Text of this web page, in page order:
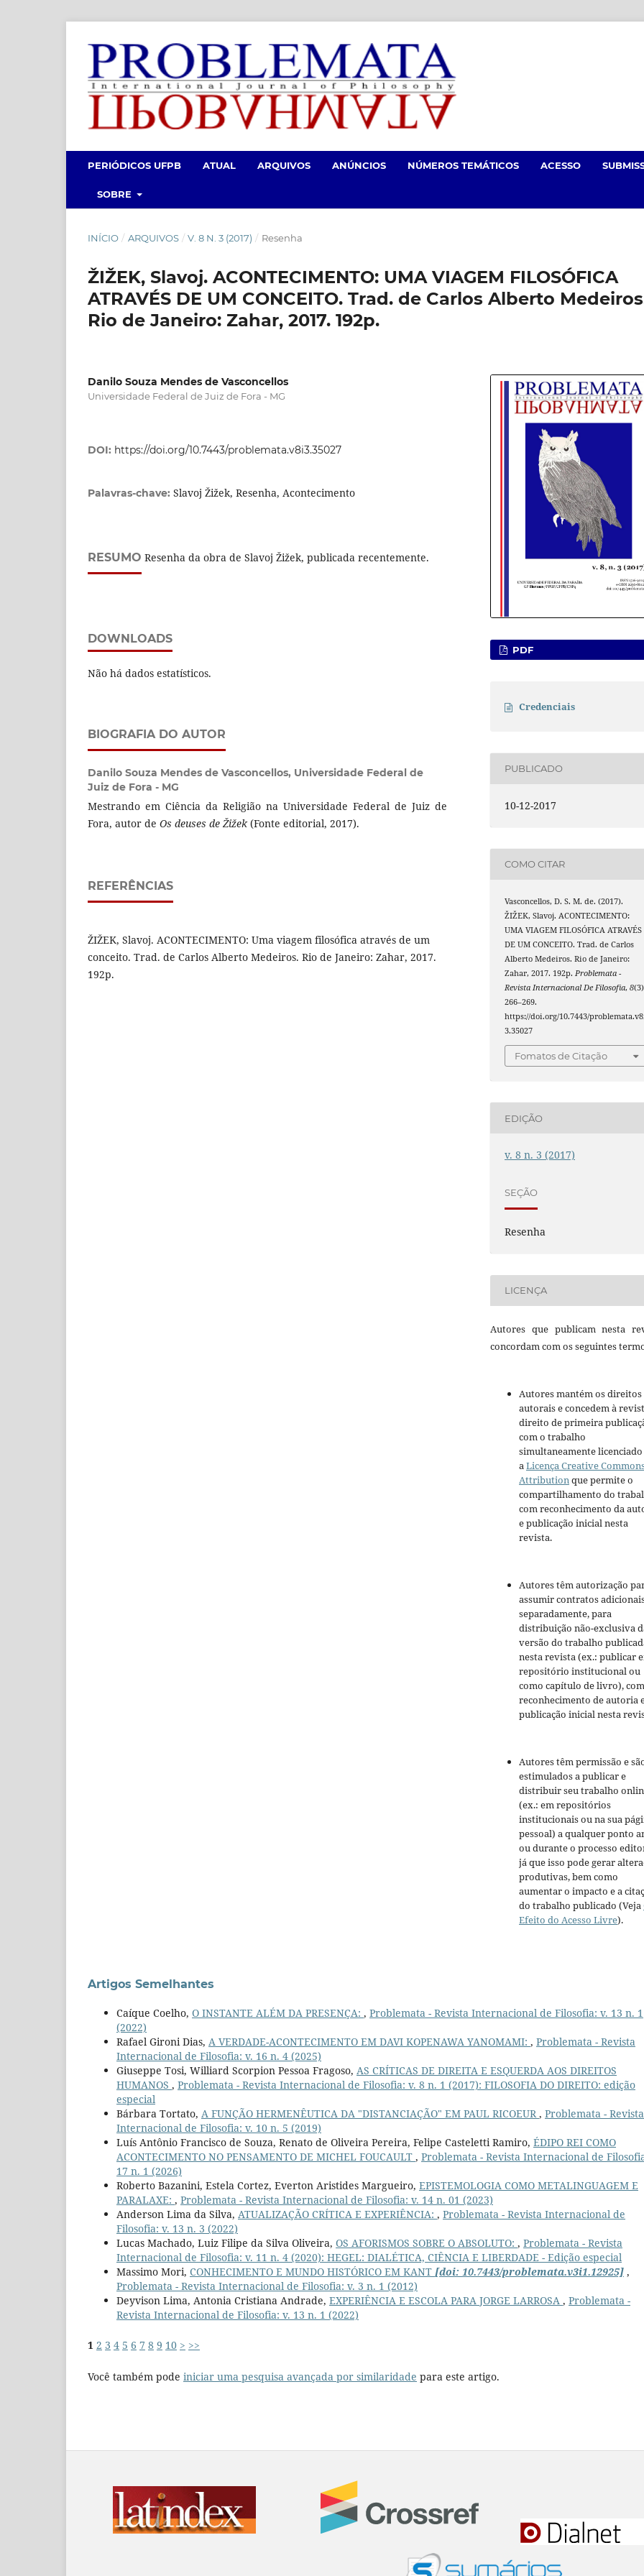
PERIÓDICOS UFPB ATUAL ARQUIVOS ANÚNCIOS NÚMEROS TEMÁTICOS ACESSO
SOBRE
INÍCIO / ARQUIVOS / V. 8 N. 3 (2017) / Resenha
ŽIŽEK, Slavoj. ACONTECIMENTO: UMA VIAGEM FILOSÓFICA
ATRAVÉS DE UM CONCEITO. Trad. de Carlos Alberto
Rio de Janeiro: Zahar, 2017. 192p.
Danilo Souza Mendes de Vasconcellos
Universidade Federal de Juiz de Fora - MG
DOI: https://doi.org/10.7443/problemata.v8i3.35027
Palavras-chave: Slavoj Žižek, Resenha, Acontecimento
RESUMO Resenha da obra de Slavoj Žižek, publicada recentemente.
DOWNLOADS
Não há dados estatísticos.
BIOGRAFIA DO AUTOR
Danilo Souza Mendes de Vasconcellos, Universidade Federal de
Juiz de Fora - MG
Mestrando em Ciência da Religião na Universidade Federal de Juiz de
Fora, autor de Os deuses de Žižek(Fonte editorial, 2017).
REFERÊNCIAS
ŽIŽEK, Slavoj. ACONTECIMENTO: Uma viagem filosófica através de um
conceito. Trad. de Carlos Alberto Medeiros. Rio de Janeiro: Zahar, 2017.
192p.
PDF
Credenciais
PUBLICADO
10-12-2017
COMO CITAR
Vasconcellos, D. S. M. de. (2017).
ŽIŽEK, Slavoj. ACONTECIMENTO:
UMA VIAGEM FILOSÓFICA ATRAVÉS
DE UM CONCEITO. Trad. de Carlos
Alberto Medeiros. Rio de Janeiro:
Zahar, 2017. 192p.Problemata -
Revista Internacional De Filosofia,8
266–269.
https://doi.org/10.7443/
3.35027
Fomatos de Citação
EDIÇÃO
v. 8 n. 3 (2017)
SEÇÃO
Resenha
LICENÇA
Autores que publicam nesta
concordam com os seguintes
Autores mantém os direitos
autorais e concedem à
direito de primeira
com o trabalho
simultaneamente
a Licença Creative
Attribution que permite o
compartilhamento do
com reconhecimento da
e publicação inicial nesta
revista.
Autores têm autorização
assumir contratos
separadamente, para
distribuição não-exclusiva
versão do trabalho
nesta revista (ex.: publicar
repositório institucional ou
como capítulo de livro), com
reconhecimento de autoria
publicação inicial nesta
Autores têm permissão e
estimulados a publicar e
distribuir seu trabalho
(ex.: em repositórios
institucionais ou na sua
pessoal) a qualquer ponto
ou durante o processo
já que isso pode gerar
produtivas, bem como
aumentar o impacto e a
do trabalho publicado (Veja
Efeito do Acesso Livre).
Artigos Semelhantes
Caíque Coelho, O INSTANTE ALÉM DA PRESENÇA: , Problemata - Revista Internacional de Filosofia: v. 13 n. 1
(2022)
Rafael Gironi Dias, A VERDADE-ACONTECIMENTO EM DAVI KOPENAWA YANOMAMI: , Problemata - Revista
Internacional de Filosofia: v. 16 n. 4 (2025)
Giuseppe Tosi, Williard Scorpion Pessoa Fragoso, AS CRÍTICAS DE DIREITA E ESQUERDA AOS DIREITOS
HUMANOS , Problemata - Revista Internacional de Filosofia: v. 8 n. 1 (2017): FILOSOFIA DO DIREITO: edição
especial
Bárbara Tortato, A FUNÇÃO HERMENÊUTICA DA "DISTANCIAÇÃO" EM PAUL RICOEUR , Problemata - Revista
Internacional de Filosofia: v. 10 n. 5 (2019)
Luís Antônio Francisco de Souza, Renato de Oliveira Pereira, Felipe Casteletti Ramiro, ÉDIPO REI COMO
ACONTECIMENTO NO PENSAMENTO DE MICHEL FOUCAULT , Problemata - Revista Internacional de
17 n. 1 (2026)
Roberto Bazanini, Estela Cortez, Everton Aristides Margueiro, EPISTEMOLOGIA COMO METALINGUAGEM E
PARALAXE: , Problemata - Revista Internacional de Filosofia: v. 14 n. 01 (2023)
Anderson Lima da Silva, ATUALIZAÇÃO CRÍTICA E EXPERIÊNCIA: , Problemata - Revista Internacional de
Filosofia: v. 13 n. 3 (2022)
Lucas Machado, Luiz Filipe da Silva Oliveira, OS AFORISMOS SOBRE O ABSOLUTO: , Problemata - Revista
Internacional de Filosofia: v. 11 n. 4 (2020): HEGEL: DIALÉTICA, CIÊNCIA E LIBERDADE - Edição especial
Massimo Mori, CONHECIMENTO E MUNDO HISTÓRICO EM KANT [doi: 10.7443/problemata.v3i1.12925] ,
Problemata - Revista Internacional de Filosofia: v. 3 n. 1 (2012)
Deyvison Lima, Antonia Cristiana Andrade, EXPERIÊNCIA E ESCOLA PARA JORGE LARROSA , Problemata -
Revista Internacional de Filosofia: v. 13 n. 1 (2022)
1 2 3 4 5 6 7 8 9 10 > >>
Você também pode iniciar uma pesquisa avançada por similaridade para este artigo.